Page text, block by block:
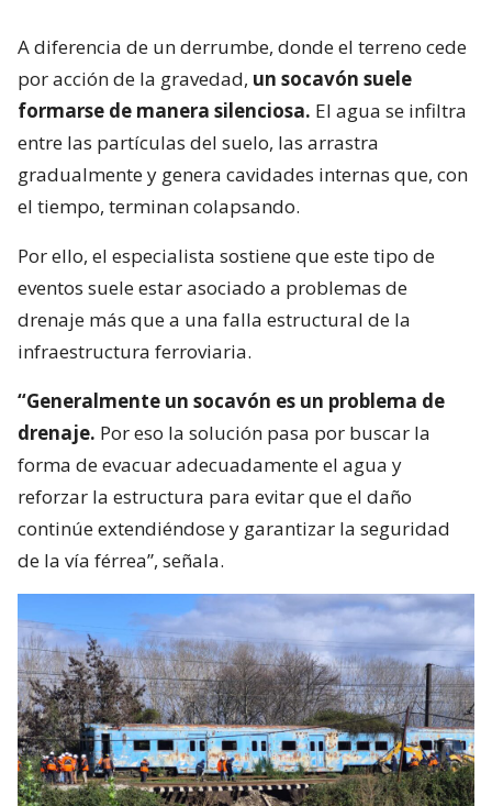
A diferencia de un derrumbe, donde el terreno cede
por acción de la gravedad, un socavón suele
formarse de manera silenciosa. El agua se infiltra
entre las partículas del suelo, las arrastra
gradualmente y genera cavidades internas que, con
el tiempo, terminan colapsando.
Por ello, el especialista sostiene que este tipo de
eventos suele estar asociado a problemas de
drenaje más que a una falla estructural de la
infraestructura ferroviaria.
“Generalmente un socavón es un problema de
drenaje. Por eso la solución pasa por buscar la
forma de evacuar adecuadamente el agua y
reforzar la estructura para evitar que el daño
continúe extendiéndose y garantizar la seguridad
de la vía férrea”, señala.